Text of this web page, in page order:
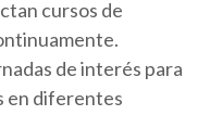
cursos de
de interés para
en diferentes